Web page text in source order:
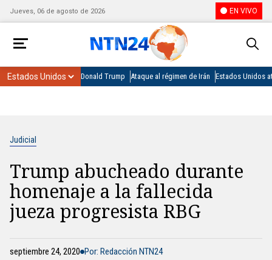
Jueves, 06 de agosto de 2026 EN VIVO
Donald Trump Ataque al régimen de Irán Estados Unidos
Judicial
Trump abucheado durante
homenaje a la fallecida
jueza progresista RBG
septiembre 24, 2020 Por: Redacción NTN24